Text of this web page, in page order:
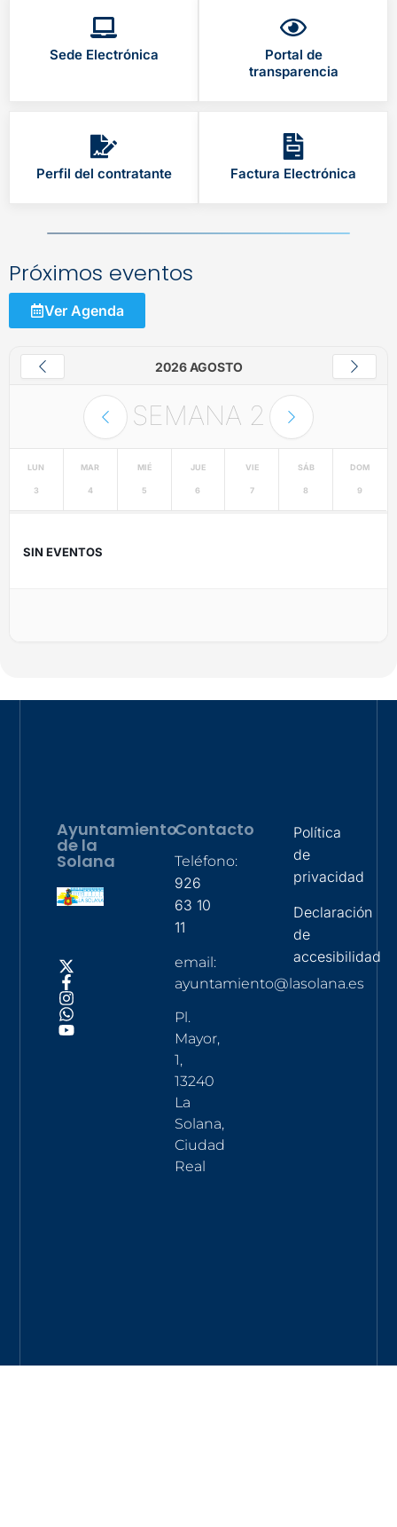
Sede Electrónica
Portal de
transparencia
Perfil del contratante Factura Electrónica
Próximos eventos
Ver Agenda
2026 AGOSTO
SEMANA 2
LUN
3
MAR
4
MIÉ
5
JUE
6
VIE
7
SÁB
8
DOM
9
SIN EVENTOS
Ayuntamiento
de la
Solana
Contacto
Teléfono:
926
63 10
11
email:
ayuntamiento@lasolana.es
Pl.
Mayor,
1,
13240
La
Solana,
Ciudad
Real
Política
de
privacidad
Declaración
de
accesibilidad